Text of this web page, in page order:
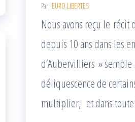
Par EURO LIBERTES
Nous avons reçu le récit
depuis 10 ans dans les
d’Aubervilliers »
déliquescence de
multiplier, et dans